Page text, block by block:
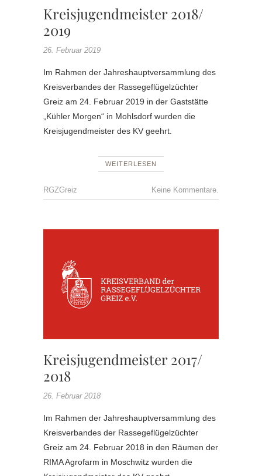
Kreisjugendmeister 2018/
2019
26. Februar 2019
Im Rahmen der Jahreshauptversammlung des
Kreisverbandes der Rassegeflügelzüchter
Greiz am 24. Februar 2019 in der Gaststätte
„Kühler Morgen“ in Mohlsdorf wurden die
Kreisjugendmeister des KV geehrt.
WEITERLESEN
RGZGreiz Keine Kommentare.
Kreisjugendmeister 2017/
2018
26. Februar 2018
Im Rahmen der Jahreshauptversammlung des
Kreisverbandes der Rassegeflügelzüchter
Greiz am 24. Februar 2018 in den Räumen der
RIMA Agrofarm in Moschwitz wurden die